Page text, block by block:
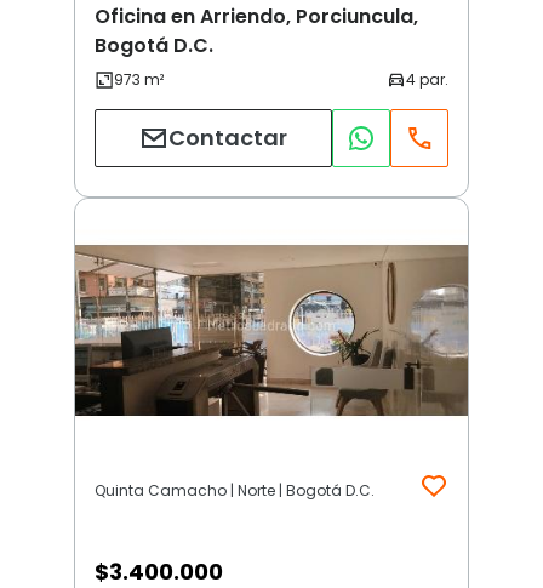
Oficina en Arriendo, Porciuncula,
Bogotá D.C.
Contactar
Quinta Camacho | Norte | Bogotá D.C.
$3.400.000